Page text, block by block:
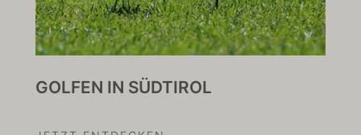
GOLFEN IN SÜDTIROL